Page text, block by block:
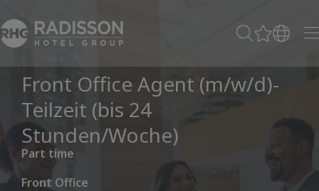
Front Office Agent (m/w/d)-
Teilzeit (bis 24
Stunden/Woche)
Part time
Front Office